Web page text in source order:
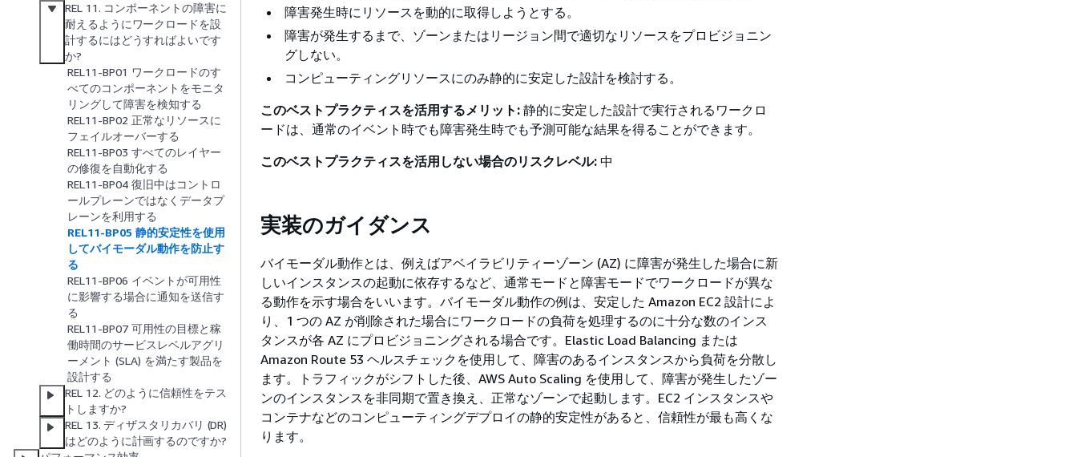
REL 11. コンポーネントの障害に
耐えるようにワークロードを設
計するにはどうすればよいです
か?
REL11-BP01 ワークロードのす
べてのコンポーネントをモニタ
リングして障害を検知する
REL11-BP02 正常なリソースに
フェイルオーバーする
REL11-BP03 すべてのレイヤー
の修復を自動化する
REL11-BP04 復旧中はコントロ
ールプレーンではなくデータプ
レーンを利用する
REL11-BP05 静的安定性を使用
してバイモーダル動作を防止す
る
REL11-BP06 イベントが可用性
に影響する場合に通知を送信す
る
REL11-BP07 可用性の目標と稼
働時間のサービスレベルアグリ
ーメント (SLA) を満たす製品を
設計する
REL 12. どのように信頼性をテス
トしますか?
REL 13. ディザスタリカバリ (DR)
はどのように計画するのですか?
障害発生時にリソースを動的に取得しようとする。
障害が発生するまで、ゾーンまたはリージョン間で適切なリソースをプロビジョニン
グしない。
コンピューティングリソースにのみ静的に安定した設計を検討する。
このベストプラクティスを活用するメリット: 静的に安定した設計で実行されるワークロ
ードは、通常のイベント時でも障害発生時でも予測可能な結果を得ることができます。
このベストプラクティスを活用しない場合のリスクレベル: 中
実装のガイダンス
バイモーダル動作とは、例えばアベイラビリティーゾーン (AZ) に障害が発生した場合に新
しいインスタンスの起動に依存するなど、通常モードと障害モードでワークロードが異な
る動作を示す場合をいいます。バイモーダル動作の例は、安定した Amazon EC2 設計によ
り、1 つの AZ が削除された場合にワークロードの負荷を処理するのに十分な数のインス
タンスが各 AZ にプロビジョニングされる場合です。Elastic Load Balancing または
Amazon Route 53 ヘルスチェックを使用して、障害のあるインスタンスから負荷を分散し
ます。トラフィックがシフトした後、AWS Auto Scaling を使用して、障害が発生したゾー
ンのインスタンスを非同期で置き換え、正常なゾーンで起動します。EC2 インスタンスや
コンテナなどのコンピューティングデプロイの静的安定性があると、信頼性が最も高くな
ります。